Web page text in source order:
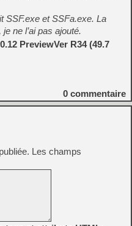
SSF.exe et SSFa.exe. La
ne l’ai pas ajouté.
PreviewVer R34 (49.7
0 commentaire
Les champs